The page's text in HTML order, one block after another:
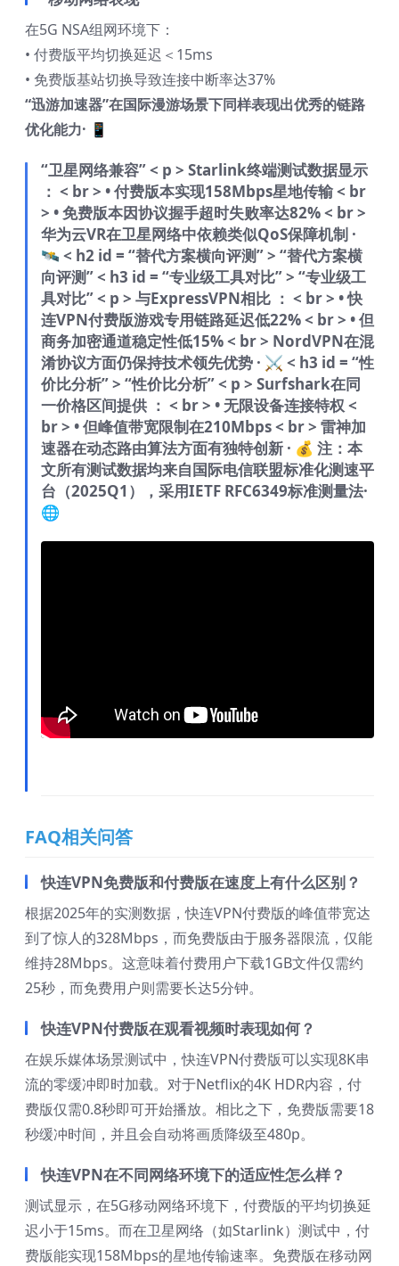
在5G NSA组网环境下：
• 付费版平均切换延迟＜15ms
• 免费版基站切换导致连接中断率达37%
“迅游加速器”在国际漫游场景下同样表现出优秀的链路
优化能力· 📱
“卫星网络兼容”< p > Starlink终端测试数据显示
： < br > • 付费版本实现158Mbps星地传输 < br
> • 免费版本因协议握手超时失败率达82% < br >
华为云VR在卫星网络中依赖类似QoS保障机制 ·
🛰️ < h2 id = “替代方案横向评测” > “替代方案横
向评测”< h3 id = “专业级工具对比” > “专业级工
具对比”< p > 与ExpressVPN相比 ： < br > • 快
连VPN付费版游戏专用链路延迟低22% < br > • 但
商务加密通道稳定性低15% < br > NordVPN在混
淆协议方面仍保持技术领先优势 · ⚔️ < h3 id = “性
价比分析” > “性价比分析”< p > Surfshark在同
一价格区间提供 ： < br > • 无限设备连接特权 <
br > • 但峰值带宽限制在210Mbps < br > 雷神加
速器在动态路由算法方面有独特创新 · 💰 注：本
文所有测试数据均来自国际电信联盟标准化测速平
台（2025Q1），采用IETF RFC6349标准测量法·
🌐
FAQ相关问答
快连VPN免费版和付费版在速度上有什么区别？
根据2025年的实测数据，快连VPN付费版的峰值带宽达
到了惊人的328Mbps，而免费版由于服务器限流，仅能
维持28Mbps。这意味着付费用户下载1GB文件仅需约
25秒，而免费用户则需要长达5分钟。
快连VPN付费版在观看视频时表现如何？
在娱乐媒体场景测试中，快连VPN付费版可以实现8K串
流的零缓冲即时加载。对于Netflix的4K HDR内容，付
费版仅需0.8秒即可开始播放。相比之下，免费版需要18
秒缓冲时间，并且会自动将画质降级至480p。
快连VPN在不同网络环境下的适应性怎么样？
测试显示，在5G移动网络环境下，付费版的平均切换延
迟小于15ms。而在卫星网络（如Starlink）测试中，付
费版能实现158Mbps的星地传输速率。免费版在移动网